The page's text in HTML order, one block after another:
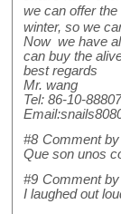
we can offer
winter, so we
Now we have
can buy the
best regards
Mr. wang
Tel: 86-10-
#8 Comment by
Que son unos
#9 Comment by
I laughed out